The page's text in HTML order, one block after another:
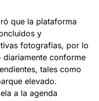
que la plataforma
y
fotografías, por lo
diariamente conforme
tales como
elevado.
a la agenda